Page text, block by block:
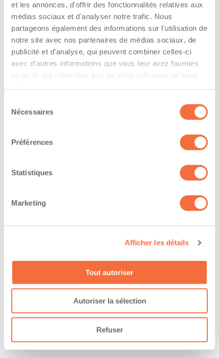
et les annonces, d'offrir des fonctionnalités relatives aux
médias sociaux et d'analyser notre trafic. Nous
partageons également des informations sur l'utilisation de
notre site avec nos partenaires de médias sociaux, de
publicité et d'analyse, qui peuvent combiner celles-ci
avec d'autres informations que vous leur avez fournies
ou qu'ils ont collectées lors de votre utilisation de leurs
Nécessaires
Préférences
Statistiques
Marketing
Afficher les détails
Tout autoriser
Autoriser la sélection
Refuser
Cote de sécurité : Ontario
1- Excellente
Cote de sécurité: autres provinces
Possède ses propres assurances
The driver hold a driving licence from:
Has a vehicle registered in the following
province:
Diplômes et certifications
The owner-operator has the ability to
work at/during :
Jour